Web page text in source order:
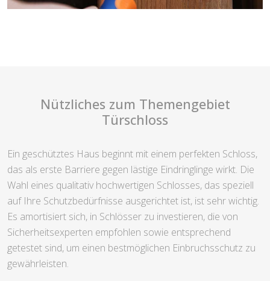
Nützliches zum Themengebiet
Türschloss
Ein geschütztes Haus beginnt mit einem perfekten Schloss,
das als erste Barriere gegen lästige Eindringlinge wirkt. Die
Wahl eines qualitativ hochwertigen Schlosses, das speziell
auf Ihre Schutzbedürfnisse ausgerichtet ist, ist sehr wichtig.
Es amortisiert sich, in Schlösser zu investieren, die von
Sicherheitsexperten empfohlen sowie entsprechend
getestet sind, um einen bestmöglichen Einbruchsschutz zu
gewährleisten.